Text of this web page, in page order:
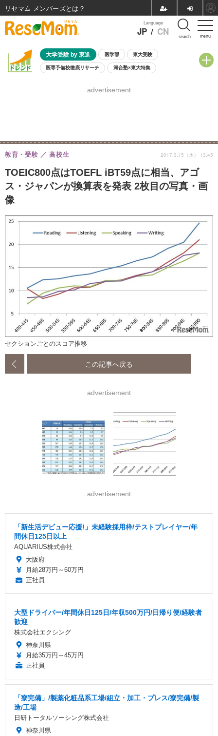
menu
Language
JP / CN search
大学受験 by 東進 医学部 東大受験
医専予備校徹底リサーチ 河合塾×東大特集
8月開催学校説明会・相談会
advertisement
TOEIC800点はTOEFL iBT59点に相当、アゴ
ス・ジャパンが換算表を発表 2枚目の写真・画
像
教育・受験 高校生 2017.3.15（水） 13:45
セクションごとのスコア推移
この記事へ戻る
advertisement
advertisement
「新生活デビュー応援!」未経験採用枠/テストプレイヤー/年
間休日125日以上
AQUARIUS株式会社
大阪府
月給28万円～60万円
正社員
大型ドライバー/年間休日125日/年収500万円/日帰り便/経験者
歓迎
株式会社エクシング
神奈川県
月給35万円～45万円
正社員
「寮完備」/製薬化粧品系工場/組立・加工・プレス/寮完備/製
造/工場
日研トータルソーシング株式会社
神奈川県
リセマム メンバーズ